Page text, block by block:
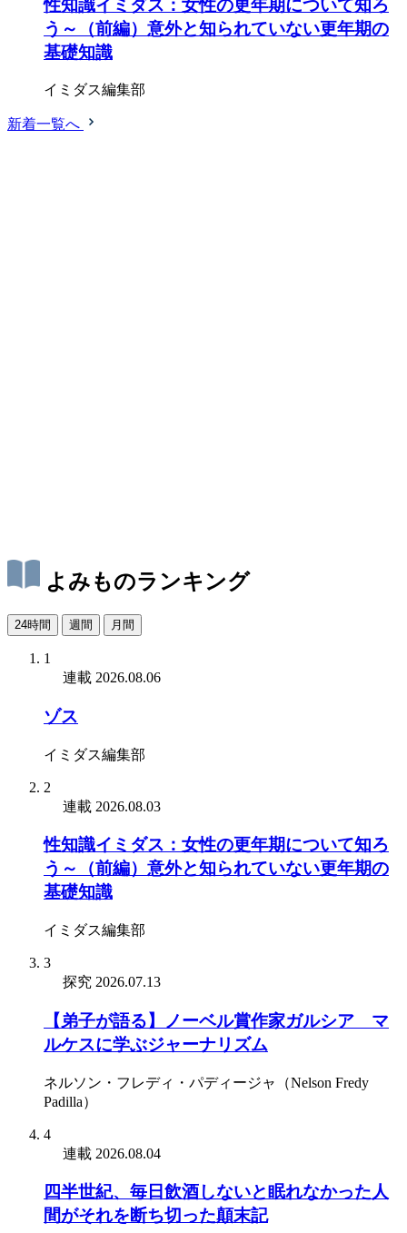
性知識イミダス：女性の更年期について知ろ
う～（前編）意外と知られていない更年期の
基礎知識
イミダス編集部
新着一覧へ
よみものランキング
24時間 週間 月間
1
連載 2026.08.06
ゾス
イミダス編集部
2
連載 2026.08.03
性知識イミダス：女性の更年期について知ろ
う～（前編）意外と知られていない更年期の
基礎知識
イミダス編集部
3
探究 2026.07.13
【弟子が語る】ノーベル賞作家ガルシア゠マ
ルケスに学ぶジャーナリズム
ネルソン・フレディ・パディージャ（Nelson Fredy
Padilla）
4
連載 2026.08.04
四半世紀、毎日飲酒しないと眠れなかった人
間がそれを断ち切った顛末記